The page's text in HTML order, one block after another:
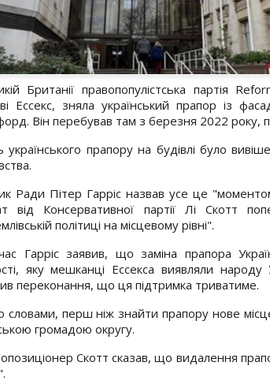
Британії правопопулістська партія
Ессекс, зняла український прапор із
Він перебував там з березня 2022 року,
українського прапору на будівлі було
Ради Пітер Гарріс назвав усе це
від Консервативної партії Лі Скотт
політиці на місцевому рівні".
Гарріс заявив, що заміна прапора
яку мешканці Ессекса виявляли
переконання, що ця підтримка триватиме.
словами, перш ніж знайти прапору нове
громадою округу.
Скотт сказав, що видалення